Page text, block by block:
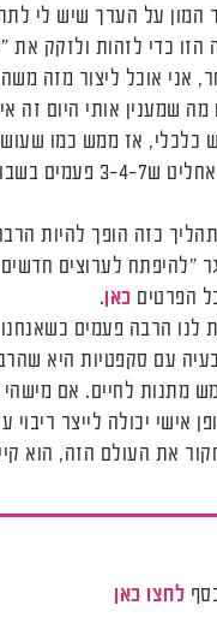
המון על הערך שיש לי
כדי לזהות ולזקק את
אני אוכל ליצור מזה
שמענין אותי היום זה
בשבוע כדי לחזק את
כזה הופך להיות
"להיפתח לערוצים
הפרטים כאן .
לנו הרבה פעמים
עם סקפטיות היא
מתנות לחיים. אם
אישי יכולה לייצר
את העולם הזה, הוא
לחצו כאן